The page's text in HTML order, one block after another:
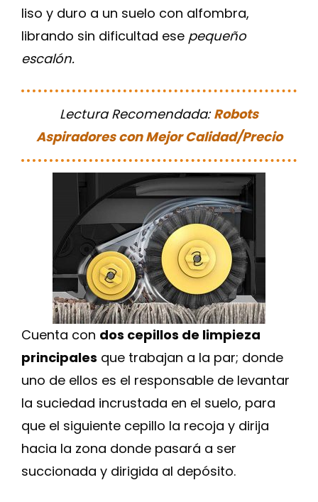
liso y duro a un suelo con alfombra,
librando sin dificultad ese pequeño
escalón.
Lectura Recomendada: Robots
Aspiradores con Mejor Calidad/Precio
Cuenta con dos cepillos de limpieza
principales que trabajan a la par; donde
uno de ellos es el responsable de levantar
la suciedad incrustada en el suelo, para
que el siguiente cepillo la recoja y dirija
hacia la zona donde pasará a ser
succionada y dirigida al depósito.